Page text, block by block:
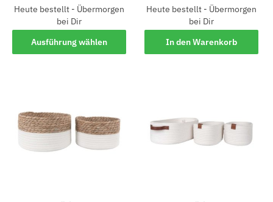
Heute bestellt - Übermorgen
bei Dir
Ausführung wählen
Heute bestellt - Übermorgen
bei Dir
In den Warenkorb